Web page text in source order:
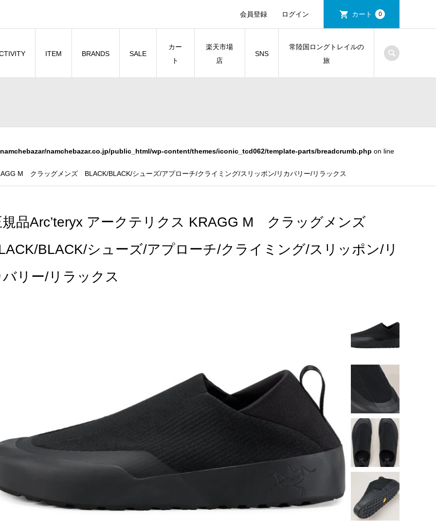
会員登録 ログイン カート 0
ITEM BRANDS SALE
カー
ト
楽天市場
店
SNS
常陸国ロングトレイルの
旅
namchebazar.co.jp/public_html/wp-content/themes/iconic_tcd062/template-parts/breadcrumb.php on line
M クラッグメンズ BLACK/BLACK/シューズ/アプローチ/クライミング/スリッポン/リカバリー/リラックス
規品Arc’teryx アークテリクス KRAGG M クラッグメンズ
BLACK/シューズ/アプローチ/クライミング/スリッポン/リ
リー/リラックス